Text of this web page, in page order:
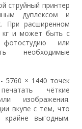
струйный принтер
дуплексом и
При расширенном
кг и может быть с
или
необходимые
5760 × 1440 точек
чёткие
изображения.
вкупе с тем, что
выгодным.